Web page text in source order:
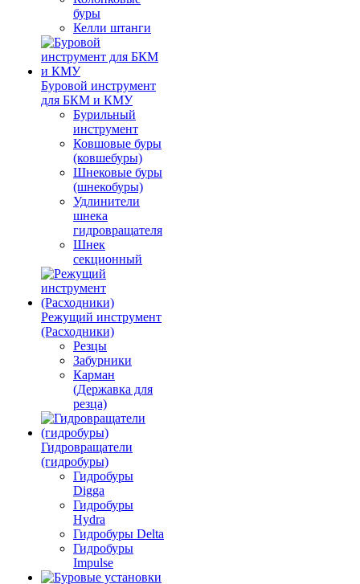
буры
Келли штанги
Буровой инструмент
для БКМ и КМУ
Бурильный
инструмент
Ковшовые буры
(ковшебуры)
Шнековые буры
(шнекобуры)
Удлинители
шнека
гидровращателя
Шнек
секционный
Режущий инструмент
(Расходники)
Резцы
Забурники
Карман
(Державка для
резца)
Гидровращатели
(гидробуры)
Гидробуры
Digga
Гидробуры
Hydra
Гидробуры Delta
Гидробуры
Impulse